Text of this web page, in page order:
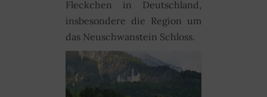
Fleckchen in Deutschland,
insbesondere die Region um
das Neuschwanstein Schloss.